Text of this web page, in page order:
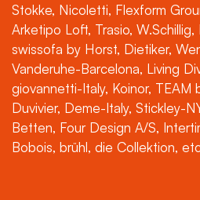
Stokke, Nicoletti, Flexform
Arketipo Loft, Trasio,
swissofa by Horst, Dietiker,
Vanderuhe-Barcelona, Living
giovannetti-Italy, Koinor, TEAM
Duvivier, Deme-Italy, Stickley-
Betten, Four Design A/S,
Bobois, brühl, die Collektion,